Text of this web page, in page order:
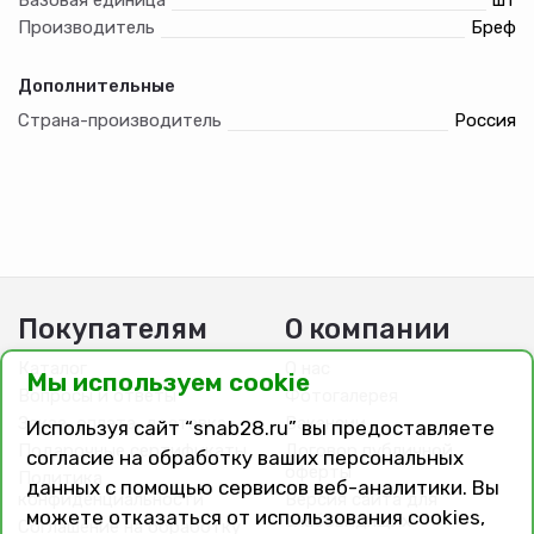
необходимости. Средство помещено в компактную
емкость весом 450 грамм и не займет много места даже
Производитель
Бреф
Дополнительные
Страна-производитель
Россия
Покупателям
Каталог
Вопросы и ответы
Заказ, оплата, доставка
Подарочные сертификаты
конфиденциальности
Соглашение на обработку
О компании
О нас
Фотогалерея
Вакансии
Договор публичной
оферты
Версия сайта для
слабовидящих
Мы используем cookie
Используя сайт “snab28.ru” вы предоставляете
согласие на обработку ваших персональных
данных с помощью сервисов веб-аналитики. Вы
можете отказаться от использования cookies,